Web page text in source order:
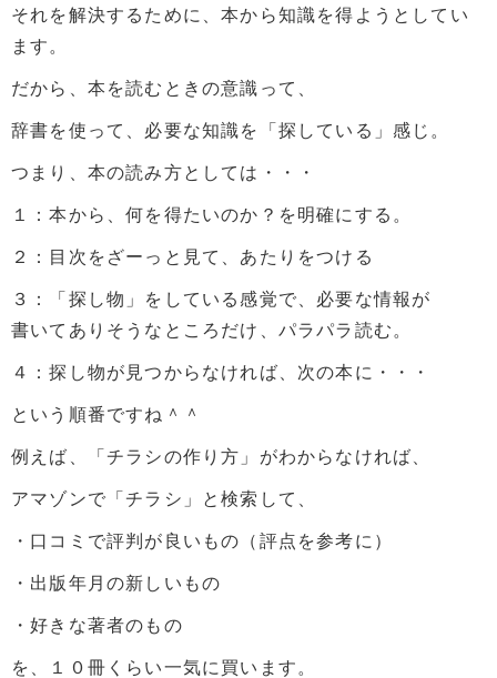
それを解決するために、本から知識を得ようとしてい
ます。
だから、本を読むときの意識って、
辞書を使って、必要な知識を「探している」感じ。
つまり、本の読み方としては・・・
１：本から、何を得たいのか？を明確にする。
２：目次をざーっと見て、あたりをつける
３：「探し物」をしている感覚で、必要な情報が
書いてありそうなところだけ、パラパラ読む。
４：探し物が見つからなければ、次の本に・・・
という順番ですね＾＾
例えば、「チラシの作り方」がわからなければ、
アマゾンで「チラシ」と検索して、
・口コミで評判が良いもの（評点を参考に）
・出版年月の新しいもの
・好きな著者のもの
を、１０冊くらい一気に買います。